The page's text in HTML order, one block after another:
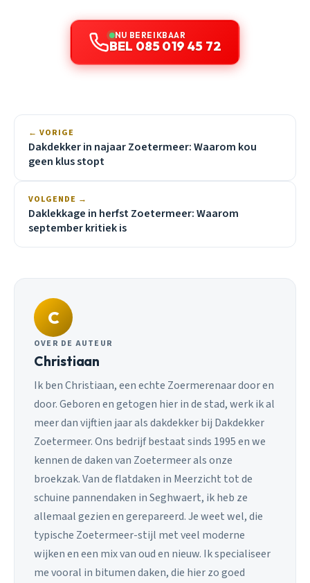
NU BEREIKBAAR
BEL 085 019 45 72
← VORIGE
Dakdekker in najaar Zoetermeer: Waarom kou
geen klus stopt
VOLGENDE →
Daklekkage in herfst Zoetermeer: Waarom
september kritiek is
C
OVER DE AUTEUR
Christiaan
Ik ben Christiaan, een echte Zoermerenaar door en
door. Geboren en getogen hier in de stad, werk ik al
meer dan vijftien jaar als dakdekker bij Dakdekker
Zoetermeer. Ons bedrijf bestaat sinds 1995 en we
kennen de daken van Zoetermeer als onze
broekzak. Van de flatdaken in Meerzicht tot de
schuine pannendaken in Seghwaert, ik heb ze
allemaal gezien en gerepareerd. Je weet wel, die
typische Zoetermeer-stijl met veel moderne
wijken en een mix van oud en nieuw. Ik specialiseer
me vooral in bitumen daken, die hier zo goed